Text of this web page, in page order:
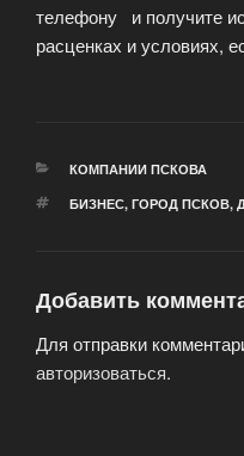
телефону и получите
расценках и условиях,
РУБРИКИ
КОМПАНИИ ПСКОВА
МЕТКИ
БИЗНЕС, ГОРОД ПСКОВ,
Добавить
Для отправки
авторизоваться.